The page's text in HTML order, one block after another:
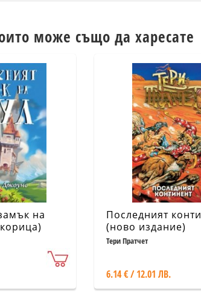
може също да харесате
на
Последният
(ново издание)
Тери Пратчет
6.14 € / 12.01 ЛВ.